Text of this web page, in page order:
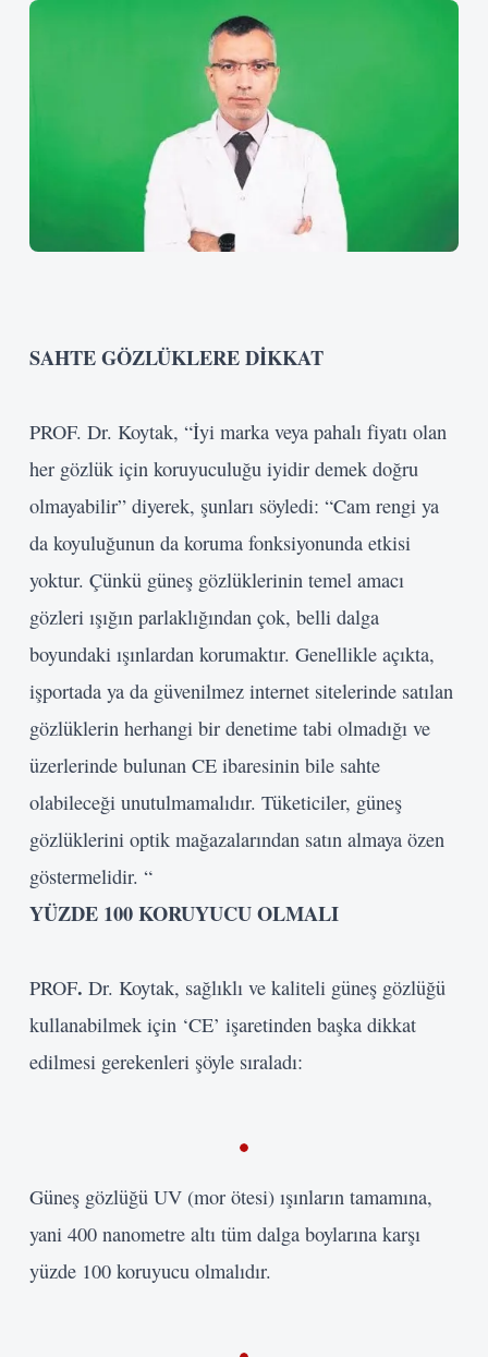
SAHTE GÖZLÜKLERE DİKKAT
PROF. Dr. Koytak, “İyi marka veya pahalı fiyatı olan
her gözlük için koruyuculuğu iyidir demek doğru
olmayabilir” diyerek, şunları söyledi: “Cam rengi ya
da koyuluğunun da koruma fonksiyonunda etkisi
yoktur. Çünkü güneş gözlüklerinin temel amacı
gözleri ışığın parlaklığından çok, belli dalga
boyundaki ışınlardan korumaktır. Genellikle açıkta,
işportada ya da güvenilmez internet sitelerinde satılan
gözlüklerin herhangi bir denetime tabi olmadığı ve
üzerlerinde bulunan CE ibaresinin bile sahte
olabileceği unutulmamalıdır. Tüketiciler, güneş
gözlüklerini optik mağazalarından satın almaya özen
göstermelidir. “
YÜZDE 100 KORUYUCU OLMALI
PROF. Dr. Koytak, sağlıklı ve kaliteli güneş gözlüğü
kullanabilmek için ‘CE’ işaretinden başka dikkat
edilmesi gerekenleri şöyle sıraladı:
Güneş gözlüğü UV (mor ötesi) ışınların tamamına,
yani 400 nanometre altı tüm dalga boylarına karşı
yüzde 100 koruyucu olmalıdır.
Kullanıcı Adı veya E-posta
Beni Hatırla
Giriş Yap